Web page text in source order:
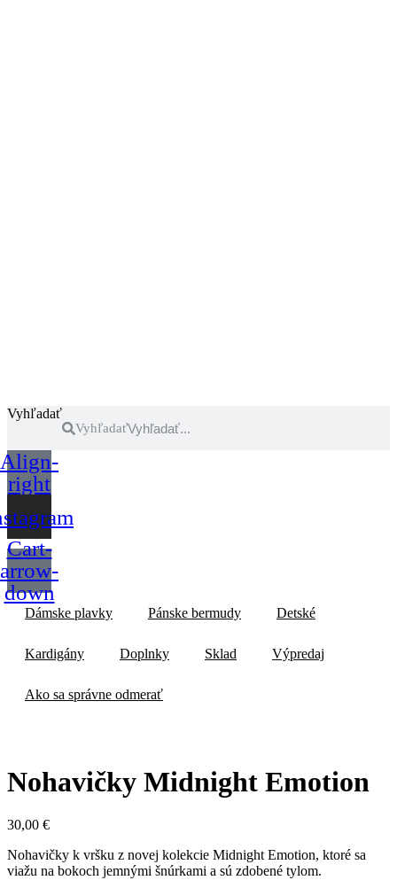
Vyhľadať
Vyhľadať
Align-
right
Cart-
arrow-
down
Dámske plavky Pánske bermudy Detské
Kardigány Doplnky Sklad Výpredaj
Ako sa správne odmerať
Nohavičky Midnight Emotion
30,00 €
Nohavičky k vršku z novej kolekcie Midnight Emotion, ktoré sa
viažu na bokoch jemnými šnúrkami a sú zdobené tylom.